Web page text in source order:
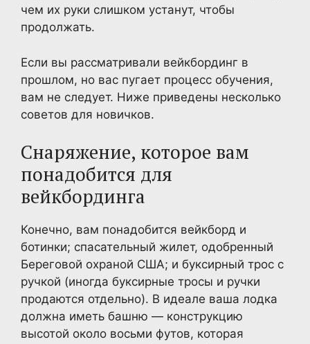
чем их руки слишком устанут, чтобы
продолжать.
Если вы рассматривали вейкбординг в
прошлом, но вас пугает процесс обучения,
вам не следует. Ниже приведены несколько
советов для новичков.
Снаряжение, которое вам
понадобится для
вейкбординга
Конечно, вам понадобится вейкборд и
ботинки; спасательный жилет, одобренный
Береговой охраной США; и буксирный трос с
ручкой (иногда буксирные тросы и ручки
продаются отдельно). В идеале ваша лодка
должна иметь башню — конструкцию
высотой около восьми футов, которая